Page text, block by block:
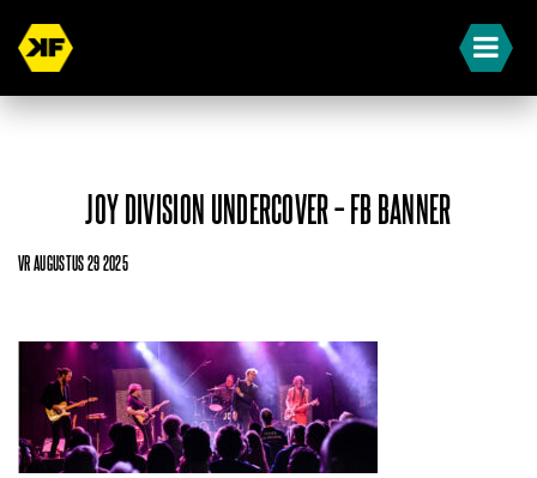
JOY DIVISION UNDERCOVER – FB BANNER
VR AUGUSTUS 29 2025